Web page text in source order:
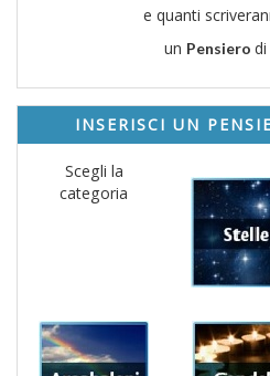
e quanti
un Pensiero di
INSERISCI UN
Scegli la
categoria